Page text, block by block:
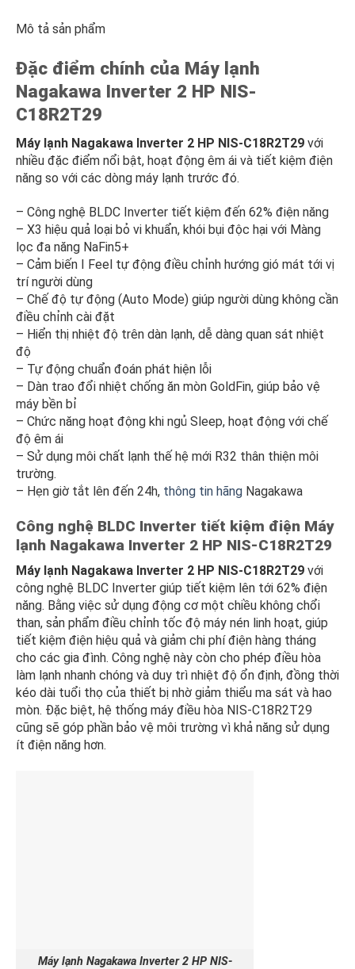
Mô tả sản phẩm
Đặc điểm chính của Máy lạnh
Nagakawa Inverter 2 HP NIS-
C18R2T29
Máy lạnh Nagakawa Inverter 2 HP NIS-C18R2T29 với
nhiều đặc điểm nổi bật, hoạt động êm ái và tiết kiệm điện
năng so với các dòng máy lạnh trước đó.
– Công nghệ BLDC Inverter tiết kiệm đến 62% điện năng
– X3 hiệu quả loại bỏ vi khuẩn, khói bụi độc hại với Màng
lọc đa năng NaFin5+
– Cảm biến I Feel tự động điều chỉnh hướng gió mát tới vị
trí người dùng
– Chế độ tự động (Auto Mode) giúp người dùng không cần
điều chỉnh cài đặt
– Hiển thị nhiệt độ trên dàn lạnh, dễ dàng quan sát nhiệt
độ
– Tự động chuẩn đoán phát hiện lỗi
– Dàn trao đổi nhiệt chống ăn mòn GoldFin, giúp bảo vệ
máy bền bỉ
– Chức năng hoạt động khi ngủ Sleep, hoạt động với chế
độ êm ái
– Sử dụng môi chất lạnh thế hệ mới R32 thân thiện môi
trường.
– Hẹn giờ tắt lên đến 24h, thông tin hãng Nagakawa
Công nghệ BLDC Inverter tiết kiệm điện Máy
lạnh Nagakawa Inverter 2 HP NIS-C18R2T29
Máy lạnh Nagakawa Inverter 2 HP NIS-C18R2T29 với
công nghệ BLDC Inverter giúp tiết kiệm lên tới 62% điện
năng. Bằng việc sử dụng động cơ một chiều không chổi
than, sản phẩm điều chỉnh tốc độ máy nén linh hoạt, giúp
tiết kiệm điện hiệu quả và giảm chi phí điện hàng tháng
cho các gia đình. Công nghệ này còn cho phép điều hòa
làm lạnh nhanh chóng và duy trì nhiệt độ ổn định, đồng thời
kéo dài tuổi thọ của thiết bị nhờ giảm thiểu ma sát và hao
mòn. Đặc biệt, hệ thống máy điều hòa NIS-C18R2T29
cũng sẽ góp phần bảo vệ môi trường vì khả năng sử dụng
ít điện năng hơn.
Máy lạnh Nagakawa Inverter 2 HP NIS-